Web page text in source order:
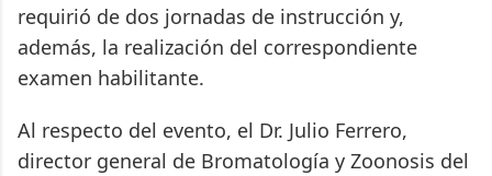
requirió de dos jornadas de instrucción y,
además, la realización del correspondiente
examen habilitante.
Al respecto del evento, el Dr. Julio Ferrero,
director general de Bromatología y Zoonosis del